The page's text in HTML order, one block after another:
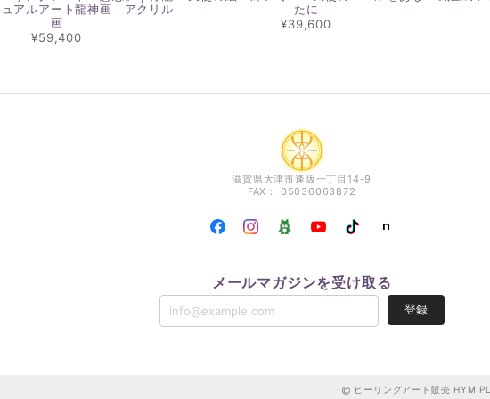
アルアート龍神画｜アクリル
画
¥59,400
たに
¥39,600
滋賀県大津市逢坂一丁目14-9
FAX： 05036063872
メールマガジンを受け取る
登録
ヒーリングアート販売 HYM